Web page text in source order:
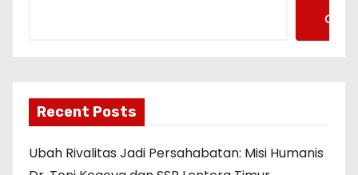
Cari
Recent Posts
Ubah Rivalitas Jadi Persahabatan: Misi Humanis